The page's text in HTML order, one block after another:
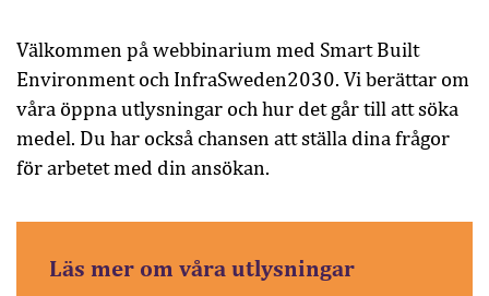
Välkommen på webbinarium med Smart Built
Environment och InfraSweden2030. Vi berättar om
våra öppna utlysningar och hur det går till att söka
medel. Du har också chansen att ställa dina frågor
för arbetet med din ansökan.
Läs mer om våra utlysningar